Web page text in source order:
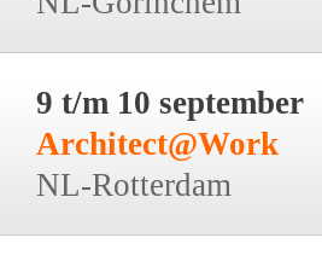
9 t/m 10 september
Architect@Work
NL-Rotterdam